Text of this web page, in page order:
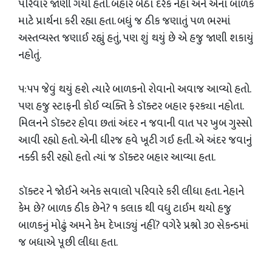
પરિવાર જાણી ગયો હતો. બહાર બેઠા દરેક નેહા અને એના બાળક
માટે પ્રાર્થના કરી રહ્યા હતા. બધું જ ઠીક જણાતું પળ ભરમાં
અસ્તવ્યસ્ત જણાઈ રહ્યું હતું, પણ શું થયું છે એ હજુ જાણી શકાયું
નહોતું.
૫:૫૫ જેવું થયું હશે ત્યારે બાળકનો રોવાનો અવાજ આવ્યો હતો.
પણ હજુ સ્ટાફની કોઈ વ્યક્તિ કે ડૉક્ટર બહાર ફરક્યા નહોતા.
મિલનને ડૉક્ટર હોવા છતાં અંદર ન જવાની વાત પર ખુબ ગુસ્સો
આવી રહ્યો હતો. એની ધીરજ હવે ખૂટી ગઈ હતી. એ અંદર જવાનું
નક્કી કરી રહ્યો હતો ત્યાં જ ડૉક્ટર બહાર આવ્યા હતા.
ડૉક્ટર ને જોઈને અનેક સવાલો પરિવારે કરી લીધા હતા. નેહાને
કેમ છે? બાળક ઠીક છેને? ૧ કલાક થી વધુ ટાઈમ થયો હજુ
બાળકનું મોઢું અમને કેમ દેખાડ્યું નહીં? વગેરે પ્રશ્નો ૩૦ સેકન્ડમાં
જ બધાએ પૂછી લીધા હતા.